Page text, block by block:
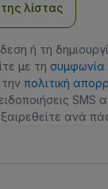
λίστας
ή τη
με τη συμφωνία
πολιτική
SMS
ανά